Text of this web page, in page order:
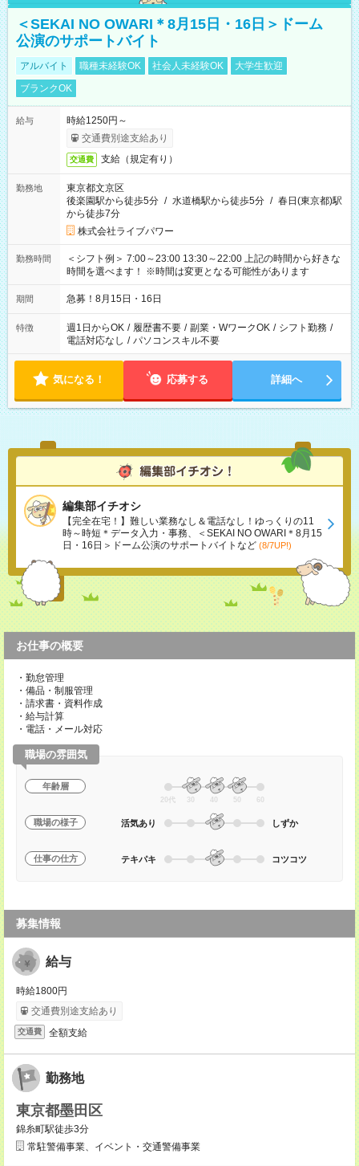
＜SEKAI NO OWARI＊8月15日・16日＞ドーム
公演のサポートバイト
アルバイト 職種未経験OK 社会人未経験OK
大学生歓迎
ブランクOK
給与
時給1250円～
交通費別途支給あり
交通費 支給（規定有り）
勤務地
東京都文京区
後楽園駅から徒歩5分 / 水道橋駅から徒歩5分 / 春日(東京都)駅
から徒歩7分
株式会社ライブパワー
勤務時間
＜シフト例＞ 7:00～23:00 13:30～22:00 上記の時間から好きな
時間を選べます！ ※時間は変更となる可能性があります
期間 急募！8月15日・16日
特徴 週1日からOK / 履歴書不要 / 副業・WワークOK / シフト勤務 /
電話対応なし / パソコンスキル不要
気になる！ 応募する 詳細へ
編集部イチオシ
【完全在宅！】難しい業務なし＆電話なし！ゆっくりの11
時～時短＊データ入力・事務、＜SEKAI NO OWARI＊8月15
日・16日＞ドーム公演のサポートバイトなど (8/7UP!)
お仕事の概要
・勤怠管理
・備品・制服管理
・請求書・資料作成
・給与計算
・電話・メール対応
職場の雰囲気
年齢層
20代 30 40 50 60
職場の様子 活気あり しずか
仕事の仕方 テキパキ コツコツ
募集情報
給与
時給1800円
交通費別途支給あり
交通費 全額支給
勤務地
東京都墨田区
錦糸町駅徒歩3分
常駐警備事業、イベント・交通警備事業